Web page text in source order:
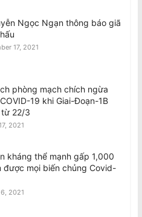
Ngọc Ngạn thông báo giã
17, 2021
phòng mạch chích ngừa
19 khi Giai-Đoạn-1B
22/3
2021
kháng thể mạnh gấp 1,000
được mọi biến chủng Covid-
2021